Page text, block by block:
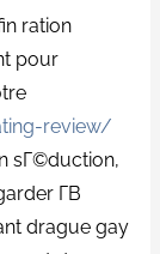
ration
pour
review/
sГ©duction,
Г­В
drague gay